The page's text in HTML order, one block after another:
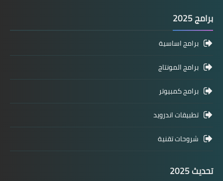
برامج 2025
برامج اساسية
برامج المونتاج
برامج كمبيوتر
تطبيقات اندرويد
شروحات تقنية
تحديث 2025